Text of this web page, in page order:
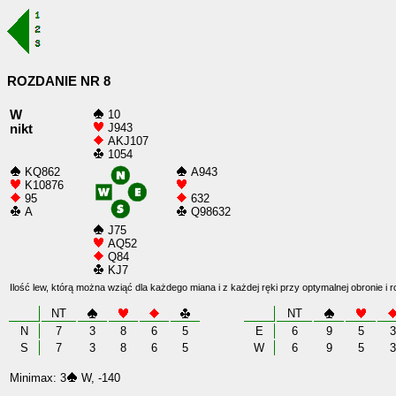
ROZDANIE NR 8
W
nikt
10
J943
AKJ107
1054
KQ862
K10876
95
A
A943
632
Q98632
J75
AQ52
Q84
KJ7
Ilość lew, którą można wziąć dla każdego miana i z każdej ręki przy optymalnej obronie i
NT
NT
N
7 3 8 6 5 E 6 9 5 3
S
7 3 8 6 5 W 6 9 5 3
Minimax: 3 W, -140